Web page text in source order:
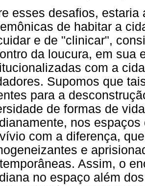
esses desafios,
de habitar a
e de "clinicar",
da loucura, em sua
com a
Supomos que
para a
de formas de
nos
com a diferença,
e
Assim, o
no espaço além